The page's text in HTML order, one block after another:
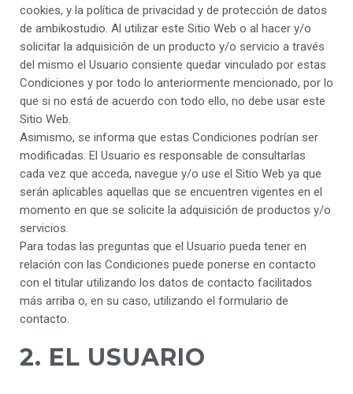
cookies, y la política de privacidad y de protección de datos
de ambikostudio. Al utilizar este Sitio Web o al hacer y/o
solicitar la adquisición de un producto y/o servicio a través
del mismo el Usuario consiente quedar vinculado por estas
Condiciones y por todo lo anteriormente mencionado, por lo
que si no está de acuerdo con todo ello, no debe usar este
Sitio Web.
Asimismo, se informa que estas Condiciones podrían ser
modificadas. El Usuario es responsable de consultarlas
cada vez que acceda, navegue y/o use el Sitio Web ya que
serán aplicables aquellas que se encuentren vigentes en el
momento en que se solicite la adquisición de productos y/o
servicios.
Para todas las preguntas que el Usuario pueda tener en
relación con las Condiciones puede ponerse en contacto
con el titular utilizando los datos de contacto facilitados
más arriba o, en su caso, utilizando el formulario de
contacto.
2. EL USUARIO